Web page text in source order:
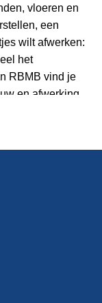
vloeren en
een
wilt afwerken:
het
RBMB vind je
en afwerking.
nette, duurzame